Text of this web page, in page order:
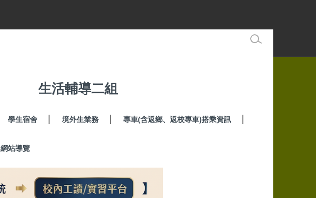
生活輔導二組
學生宿舍 境外生業務 專車(含返鄉、返校專車)搭乘資訊
網站導覽